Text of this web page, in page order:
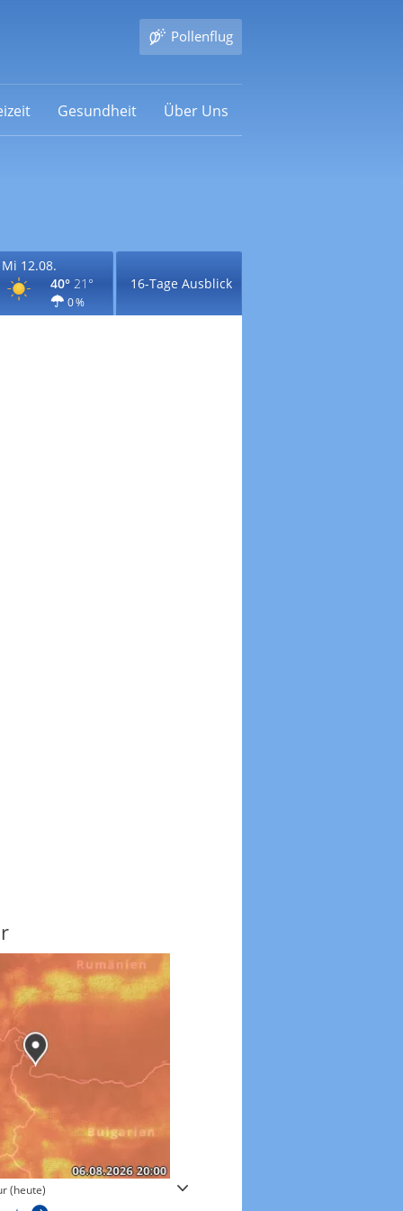
Pollenflug
Gesundheit Über Uns
Mi 12.08.
40° 21°
0 %
16-Tage Ausblick
(heute) Windgeschwindigkeiten in 3h